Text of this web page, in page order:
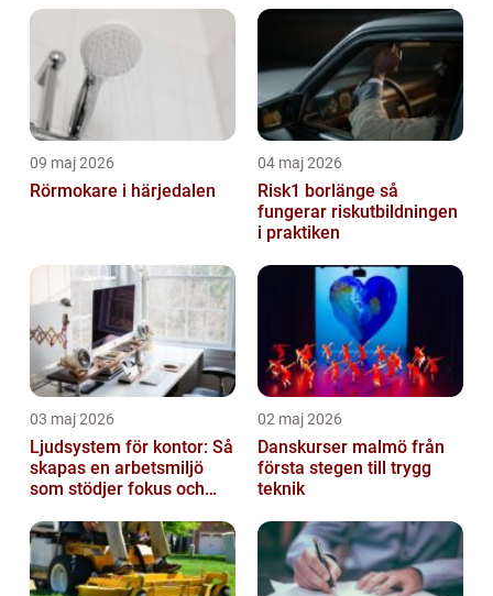
09 maj 2026
Rörmokare i härjedalen
04 maj 2026
Risk1 borlänge så
fungerar riskutbildningen
i praktiken
03 maj 2026
Ljudsystem för kontor: Så
skapas en arbetsmiljö
som stödjer fokus och
02 maj 2026
Danskurser malmö från
första stegen till trygg
teknik